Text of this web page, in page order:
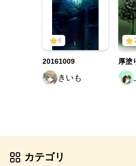
6
20161009
きいも
厚塗
カテゴリ